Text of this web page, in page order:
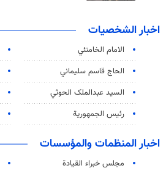
اخبار الشخصيات
الامام الخامنئي
الحاج قاسم سليماني
السید عبدالملک الحوثي
رئيس الجمهورية
اخبار المنظمات والمؤسسات
مجلس خبراء القيادة